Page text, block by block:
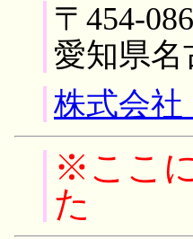
〒454-
愛知県
株式会
※ここ
た